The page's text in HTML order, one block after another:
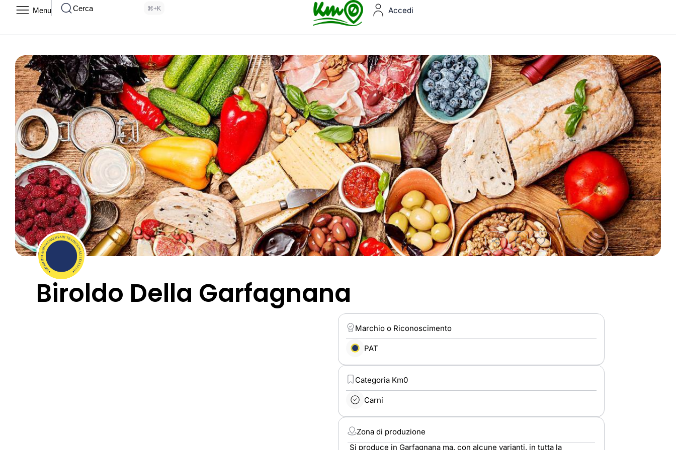
Menu Cerca ⌘+K Accedi
Biroldo Della Garfagnana
Marchio o Riconoscimento
PAT
Categoria Km0
Carni
Zona di produzione
Si produce in Garfagnana ma, con alcune varianti, in tutta la